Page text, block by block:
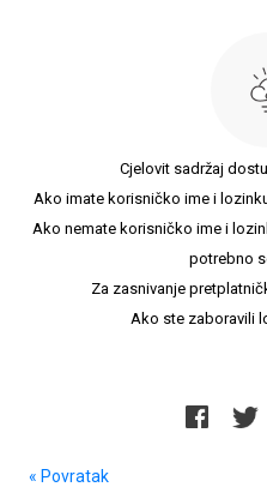
Cjelovit sadržaj
Ako imate korisničko ime i
Ako nemate korisničko ime i
potrebno
Za zasnivanje
Ako ste zaboravili
« Povratak